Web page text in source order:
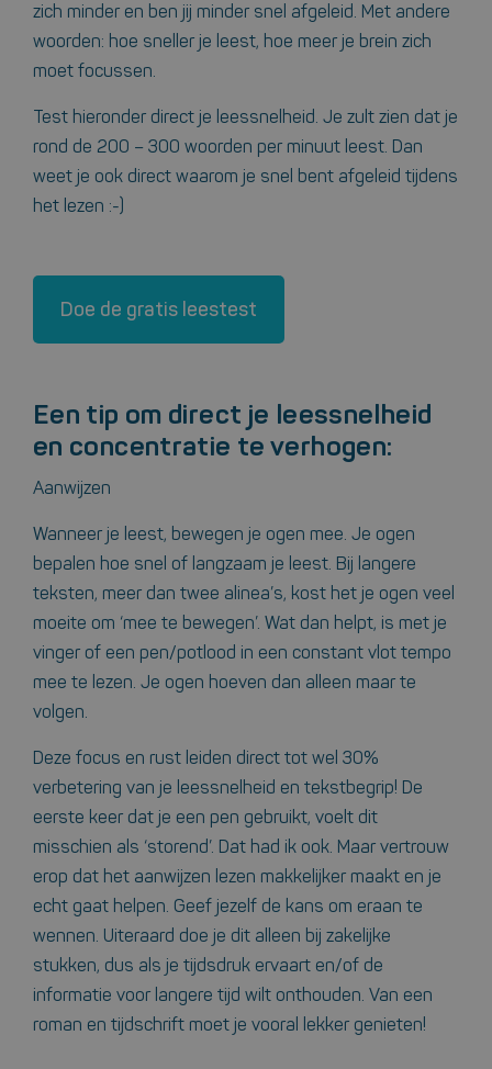
zich minder en ben jij minder snel afgeleid. Met andere
woorden: hoe sneller je leest, hoe meer je brein zich
moet focussen.
Test hieronder direct je leessnelheid. Je zult zien dat je
rond de 200 – 300 woorden per minuut leest. Dan
weet je ook direct waarom je snel bent afgeleid tijdens
het lezen :-)
Doe de gratis leestest
Een tip om direct je leessnelheid
en concentratie te verhogen:
Aanwijzen
Wanneer je leest, bewegen je ogen mee. Je ogen
bepalen hoe snel of langzaam je leest. Bij langere
teksten, meer dan twee alinea’s, kost het je ogen veel
moeite om ‘mee te bewegen’. Wat dan helpt, is met je
vinger of een pen/potlood in een constant vlot tempo
mee te lezen. Je ogen hoeven dan alleen maar te
volgen.
Deze focus en rust leiden direct tot wel 30%
verbetering van je leessnelheid en tekstbegrip! De
eerste keer dat je een pen gebruikt, voelt dit
misschien als ‘storend’. Dat had ik ook. Maar vertrouw
erop dat het aanwijzen lezen makkelijker maakt en je
echt gaat helpen. Geef jezelf de kans om eraan te
wennen. Uiteraard doe je dit alleen bij zakelijke
stukken, dus als je tijdsdruk ervaart en/of de
informatie voor langere tijd wilt onthouden. Van een
roman en tijdschrift moet je vooral lekker genieten!